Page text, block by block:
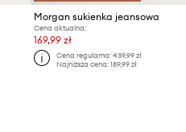
Morgan sukienka jeansowa
Cena aktualna:
169,99 zł
Cena regularna: 439,99 zł
Najniższa cena: 189,99 zł